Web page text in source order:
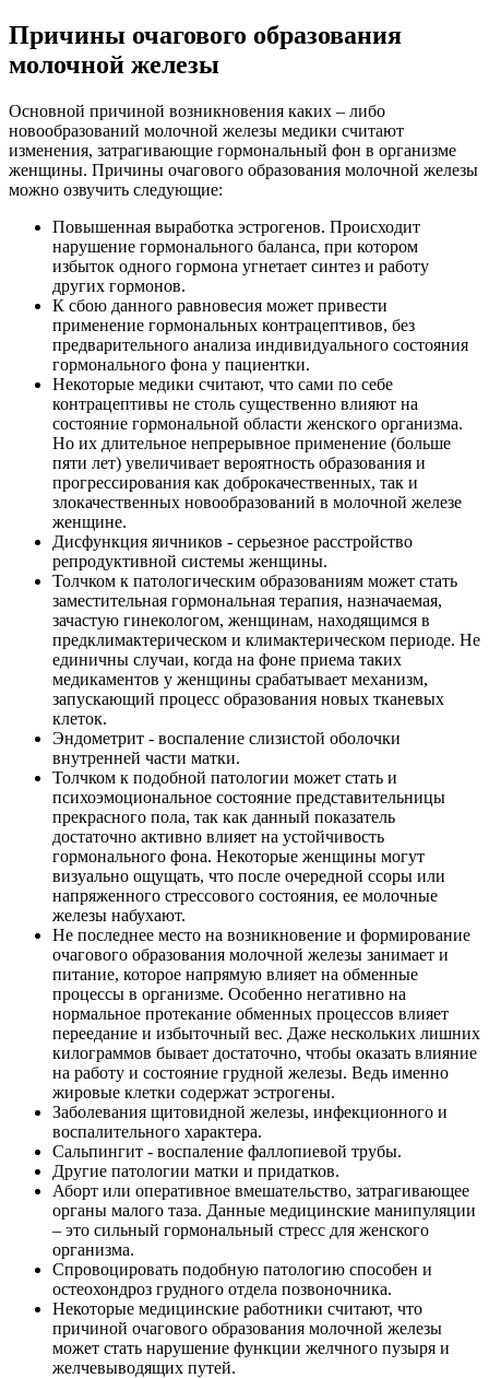
Причины очагового образования
молочной железы
Основной причиной возникновения каких – либо
новообразований молочной железы медики считают
изменения, затрагивающие гормональный фон в организме
женщины. Причины очагового образования молочной железы
можно озвучить следующие:
Повышенная выработка эстрогенов. Происходит
нарушение гормонального баланса, при котором
избыток одного гормона угнетает синтез и работу
других гормонов.
К сбою данного равновесия может привести
применение гормональных контрацептивов, без
предварительного анализа индивидуального состояния
гормонального фона у пациентки.
Некоторые медики считают, что сами по себе
контрацептивы не столь существенно влияют на
состояние гормональной области женского организма.
Но их длительное непрерывное применение (больше
пяти лет) увеличивает вероятность образования и
прогрессирования как доброкачественных, так и
злокачественных новообразований в молочной железе
женщине.
Дисфункция яичников - серьезное расстройство
репродуктивной системы женщины.
Толчком к патологическим образованиям может стать
заместительная гормональная терапия, назначаемая,
зачастую гинекологом, женщинам, находящимся в
предклимактерическом и климактерическом периоде. Не
единичны случаи, когда на фоне приема таких
медикаментов у женщины срабатывает механизм,
запускающий процесс образования новых тканевых
клеток.
Эндометрит - воспаление слизистой оболочки
внутренней части матки.
Толчком к подобной патологии может стать и
психоэмоциональное состояние представительницы
прекрасного пола, так как данный показатель
достаточно активно влияет на устойчивость
гормонального фона. Некоторые женщины могут
визуально ощущать, что после очередной ссоры или
напряженного стрессового состояния, ее молочные
железы набухают.
Не последнее место на возникновение и формирование
очагового образования молочной железы занимает и
питание, которое напрямую влияет на обменные
процессы в организме. Особенно негативно на
нормальное протекание обменных процессов влияет
переедание и избыточный вес. Даже нескольких лишних
килограммов бывает достаточно, чтобы оказать влияние
на работу и состояние грудной железы. Ведь именно
жировые клетки содержат эстрогены.
Заболевания щитовидной железы, инфекционного и
воспалительного характера.
Сальпингит - воспаление фаллопиевой трубы.
Другие патологии матки и придатков.
Аборт или оперативное вмешательство, затрагивающее
органы малого таза. Данные медицинские манипуляции
– это сильный гормональный стресс для женского
организма.
Спровоцировать подобную патологию способен и
остеохондроз грудного отдела позвоночника.
Некоторые медицинские работники считают, что
причиной очагового образования молочной железы
может стать нарушение функции желчного пузыря и
желчевыводящих путей.